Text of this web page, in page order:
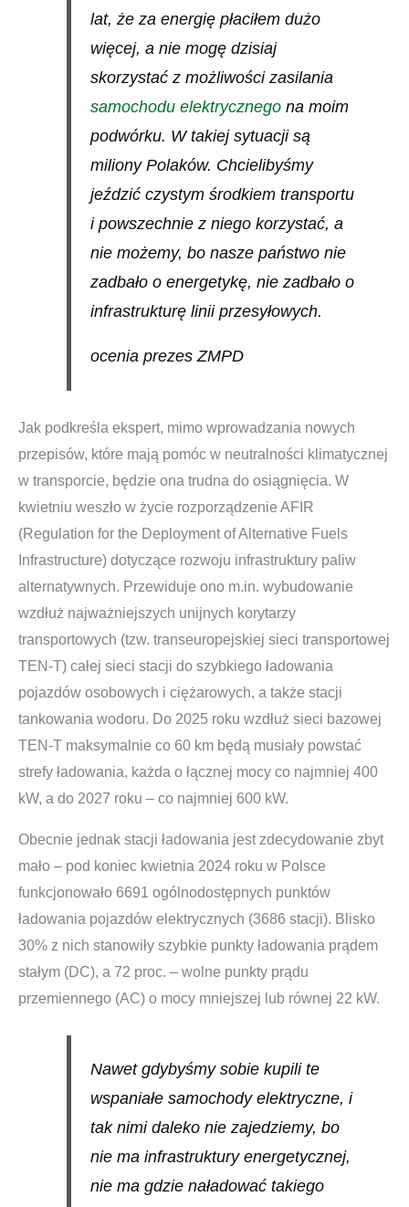
lat, że za energię płaciłem dużo
więcej, a nie mogę dzisiaj
skorzystać z możliwości zasilania
samochodu elektrycznegona moim
podwórku. W takiej sytuacji są
miliony Polaków. Chcielibyśmy
jeździć czystym środkiem transportu
i powszechnie z niego korzystać, a
nie możemy, bo nasze państwo nie
zadbało o energetykę, nie zadbało o
infrastrukturę linii przesyłowych.
ocenia prezes ZMPD
Jak podkreśla ekspert, mimo wprowadzania nowych
przepisów, które mają pomóc w neutralności klimatycznej
w transporcie, będzie ona trudna do osiągnięcia. W
kwietniu weszło w życie rozporządzenie AFIR
(Regulation for the Deployment of Alternative Fuels
Infrastructure) dotyczące rozwoju infrastruktury paliw
alternatywnych. Przewiduje ono m.in. wybudowanie
wzdłuż najważniejszych unijnych korytarzy
transportowych (tzw. transeuropejskiej sieci transportowej
TEN-T) całej sieci stacji do szybkiego ładowania
pojazdów osobowych i ciężarowych, a także stacji
tankowania wodoru. Do 2025 roku wzdłuż sieci bazowej
TEN-T maksymalnie co 60 km będą musiały powstać
strefy ładowania, każda o łącznej mocy co najmniej 400
kW, a do 2027 roku – co najmniej 600 kW.
Obecnie jednak stacji ładowania jest zdecydowanie zbyt
mało – pod koniec kwietnia 2024 roku w Polsce
funkcjonowało 6691 ogólnodostępnych punktów
ładowania pojazdów elektrycznych (3686 stacji). Blisko
30% z nich stanowiły szybkie punkty ładowania prądem
stałym (DC), a 72 proc. – wolne punkty prądu
przemiennego (AC) o mocy mniejszej lub równej 22 kW.
Nawet gdybyśmy sobie kupili te
wspaniałe samochody elektryczne, i
tak nimi daleko nie zajedziemy, bo
nie ma infrastruktury energetycznej,
nie ma gdzie naładować takiego